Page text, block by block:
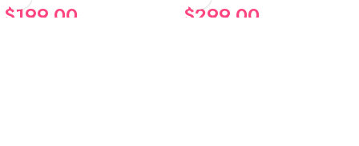
$199.00 $299.00